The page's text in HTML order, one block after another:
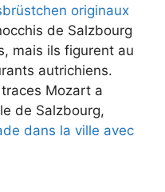
originaux
de Salzbourg
mais ils figurent au
autrichiens.
Mozart a
de Salzbourg,
dans la ville avec